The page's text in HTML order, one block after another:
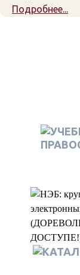
Подробнее...